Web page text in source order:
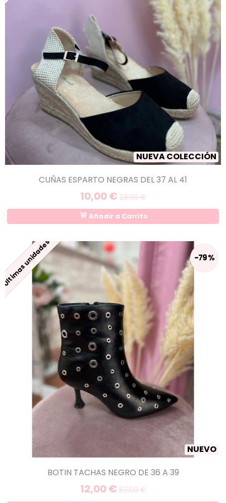
NUEVA COLECCIÓN
CUÑAS ESPARTO NEGRAS DEL 37 AL 41
10,00 € 23,00 €
Añadir a Carrito
Últimas unidades
NUEVO
-79 %
BOTIN TACHAS NEGRO DE 36 A 39
12,00 € 57,00 €